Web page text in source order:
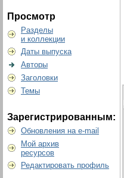
Просмотр
Разделы
и коллекции
Даты выпуска
Авторы
Заголовки
Темы
Зарегистрированным:
Обновления на e-mail
Мой архив
ресурсов
Редактировать профиль